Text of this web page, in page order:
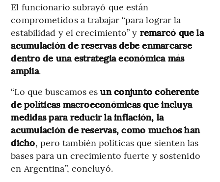
El funcionario subrayó que están
comprometidos a trabajar “para lograr la
estabilidad y el crecimiento” y remarcó que la
acumulación de reservas debe enmarcarse
dentro de una estrategia económica más
amplia.
“Lo que buscamos esun conjunto coherente
de políticas macroeconómicas que incluya
medidas para reducir la inflación, la
acumulación de reservas, como muchos han
dicho, pero también políticas que sienten las
bases para un crecimiento fuerte y sostenido
en Argentina”, concluyó.